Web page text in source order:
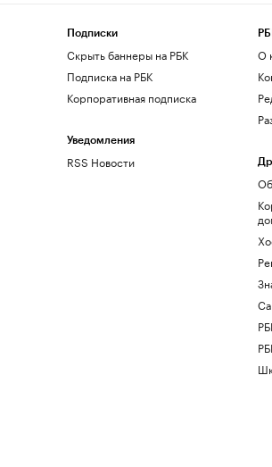
Подписки
Скрыть баннеры на РБК
Подписка на РБК
Корпоративная подписка
Уведомления
RSS Новости
О